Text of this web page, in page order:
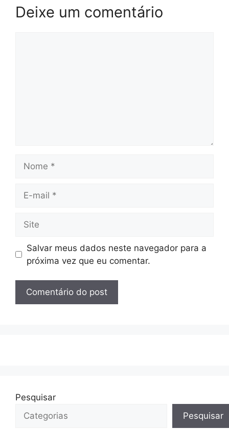
Deixe um comentário
mail
Salvar meus dados neste navegador para a
próxima vez que eu comentar.
Pesquisar
Pesquisar